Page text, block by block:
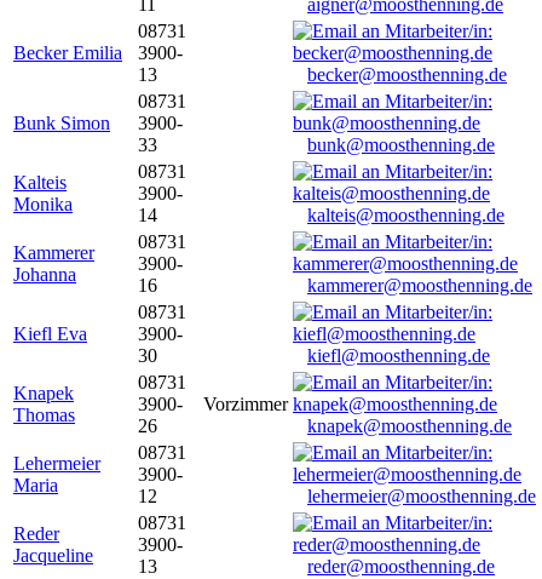
aigner@moosthenning.de
Becker Emilia
08731
3900-
13
becker@moosthenning.de
Bunk Simon
08731
3900-
33
bunk@moosthenning.de
Kalteis
Monika
08731
3900-
14
kalteis@moosthenning.de
Kammerer
Johanna
08731
3900-
16
kammerer@moosthenning.de
Kiefl Eva
08731
3900-
30
kiefl@moosthenning.de
Knapek
Thomas
08731
3900-
26
Vorzimmer
knapek@moosthenning.de
Lehermeier
Maria
08731
3900-
12
lehermeier@moosthenning.de
Reder
Jacqueline
08731
3900-
13
reder@moosthenning.de